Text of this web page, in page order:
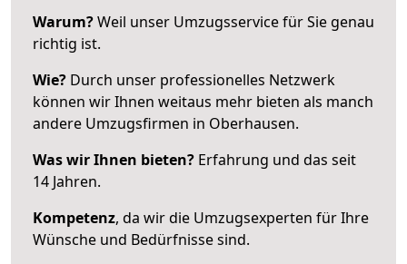
Warum?Weil unser Umzugsservice für Sie genau
richtig ist.
Wie? Durch unser professionelles Netzwerk
können wir Ihnen weitaus mehr bieten als manch
andere Umzugsfirmen in Oberhausen.
Was wir Ihnen bieten? Erfahrung und das seit
14 Jahren.
Kompetenz, da wir die Umzugsexperten für Ihre
Wünsche und Bedürfnisse sind.